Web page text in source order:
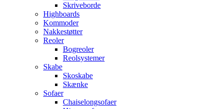
Skriveborde
Highboards
Kommoder
Nakkestøtter
Reoler
Bogreoler
Reolsystemer
Skabe
Skoskabe
Skænke
Sofaer
Chaiselongsofaer